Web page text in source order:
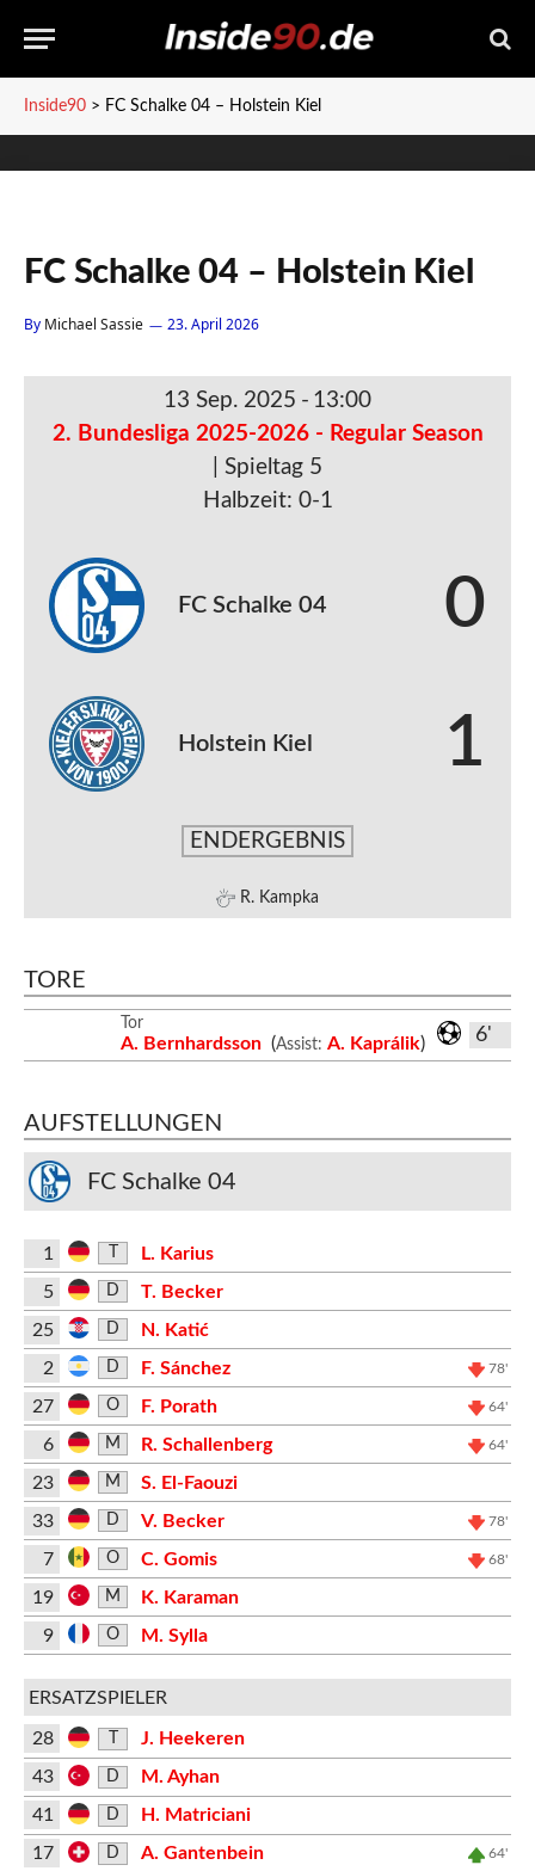
Inside90 > FC Schalke 04 – Holstein Kiel
FC Schalke 04 – Holstein Kiel
By Michael Sassie 23. April 2026
13 Sep. 2025 - 13:00
2. Bundesliga 2025-2026 - Regular Season
| Spieltag 5
Halbzeit: 0-1
FC Schalke 04 0
Holstein Kiel 1
ENDERGEBNIS
R. Kampka
TORE
6'
Tor
A. Bernhardsson (Assist: A. Kaprálik)
AUFSTELLUNGEN
FC Schalke 04
1
L. Karius
5
D
T. Becker
25
D
N. Katić
2
D F. Sánchez 78'
27 O F. Porath 64'
6 M R. Schallenberg 64'
23 M
S. El-Faouzi
33
D V. Becker 78'
7 O C. Gomis 68'
19 M
K. Karaman
9
O M. Sylla
ERSATZSPIELER
28
J. Heekeren
43
D
M. Ayhan
41
D
H. Matriciani
17
D A. Gantenbein 64'